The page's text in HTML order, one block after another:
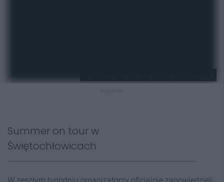
Summer on tour w
Świętochłowicach
W zeszłym tygodniu organizatorzy oficjalnie zapowiedzieli